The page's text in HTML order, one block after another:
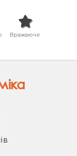
Вражаюче